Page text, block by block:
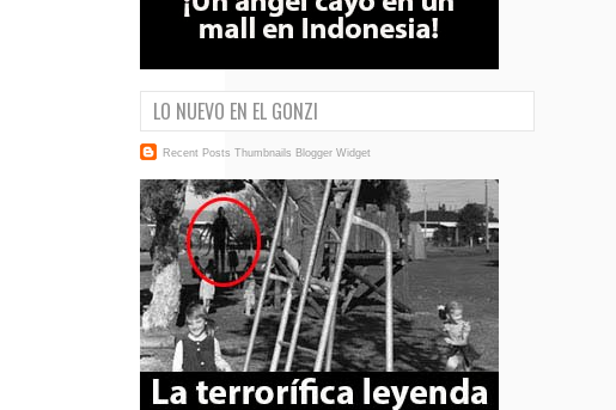
LO NUEVO EN EL GONZI
Recent Posts Thumbnails Blogger Widget